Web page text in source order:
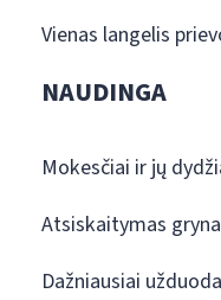
Vienas langelis
NAUDINGA
Mokesčiai ir jų
Atsiskaitymas
Dažniausiai